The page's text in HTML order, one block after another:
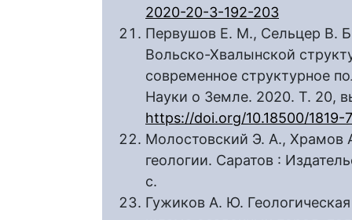
2020-20-3-192-203
Первушов Е. М., Сельцер В.
Вольско-Хвалынской
современное структурное
Науки о Земле. 2020. Т. 20,
https://doi.org/10.18500/
Молостовский Э. А., Храмов
геологии. Саратов :
с.
Гужиков А. Ю.